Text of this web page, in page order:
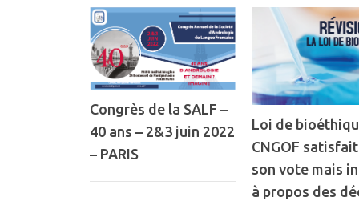
Congrès de la SALF –
40 ans – 2&3 juin 2022
– PARIS
Loi de
CNGOF
son vote mais
à propos des